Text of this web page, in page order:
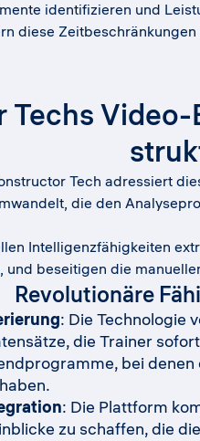
identifizieren und
diese
Techs
Tech adressiert
die den
Intelligenzfähigkeiten
beseitigen die
Revolutionäre
: Die Technologie
die Trainer
bei
: Die Plattform
zu schaffen, die